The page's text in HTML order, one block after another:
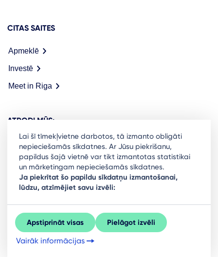
CITAS SAITES
Apmeklē
Investē
Meet in Riga
ATRODI MŪS:
Ready to stay in the loop on Rigas business
community? Subscribe to our newsletter.
Sign Up
Lai šī tīmekļvietne darbotos, tā izmanto obligāti
nepieciešamās sīkdatnes. Ar Jūsu piekrišanu,
papildus šajā vietnē var tikt izmantotas statistikai
un mārketingam nepieciešamās sīkdatnes.
Ja piekrītat šo papildu sīkdatņu izmantošanai,
lūdzu, atzīmējiet savu izvēli:
Apstiprināt visas Pielāgot izvēli
Vairāk informācijas